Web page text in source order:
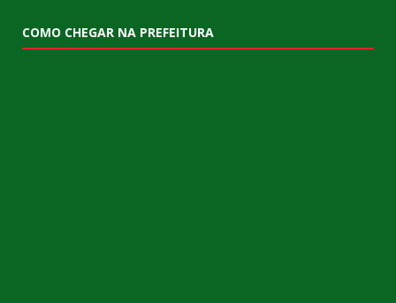
COMO CHEGAR NA PREFEITURA